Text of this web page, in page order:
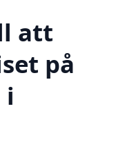
att
på
i